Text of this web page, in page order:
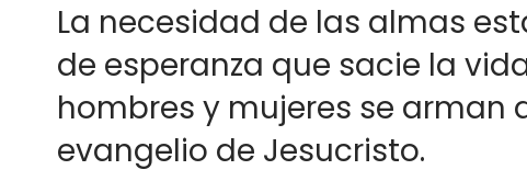
La necesidad de las almas
de esperanza que sacie la
hombres y mujeres se
evangelio de Jesucristo.